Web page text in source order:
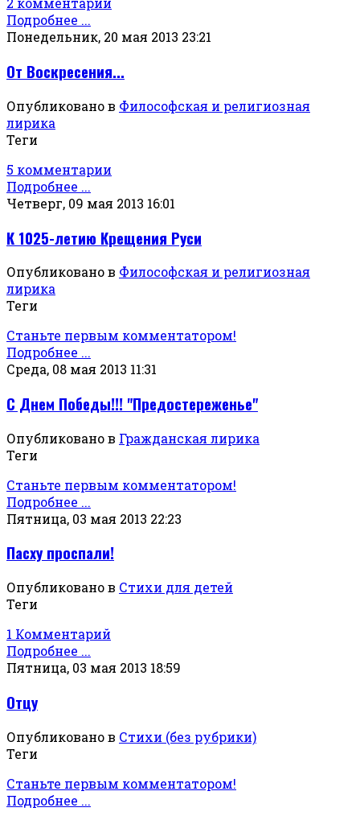
Подробнее ...
Понедельник, 20 мая 2013 23:21
От Воскресения...
Опубликовано в Философская и религиозная
лирика
Теги
5 комментарии
Подробнее ...
Четверг, 09 мая 2013 16:01
К 1025-летию Крещения Руси
Опубликовано в Философская и религиозная
лирика
Теги
Станьте первым комментатором!
Подробнее ...
Среда, 08 мая 2013 11:31
С Днем Победы!!! "Предостереженье"
Опубликовано в Гражданская лирика
Теги
Станьте первым комментатором!
Подробнее ...
Пятница, 03 мая 2013 22:23
Пасху проспали!
Опубликовано в Стихи для детей
Теги
1 Комментарий
Подробнее ...
Пятница, 03 мая 2013 18:59
Отцу
Опубликовано в Стихи (без рубрики)
Теги
Станьте первым комментатором!
Подробнее ...